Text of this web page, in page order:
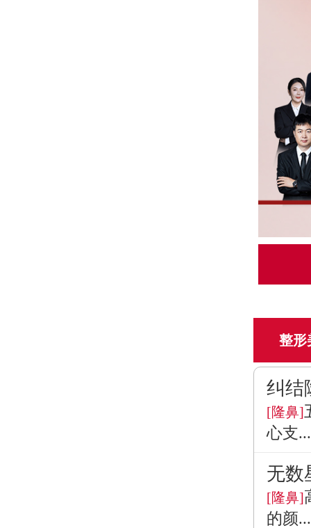
整形
纠结
[隆鼻]
心支...
无数
[隆鼻]
的颜...